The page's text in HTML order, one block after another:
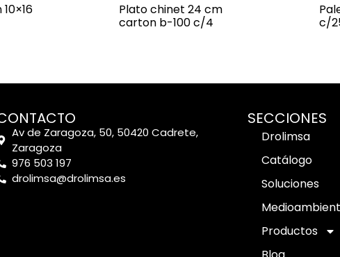
Plato chinet 24 cm
carton b-100 c/4
c/
Av de Zaragoza, 50, 50420 Cadrete,
Zaragoza
976 503 197
drolimsa@drolimsa.es
SECCIONES
Drolimsa
Catálogo
Soluciones
Productos